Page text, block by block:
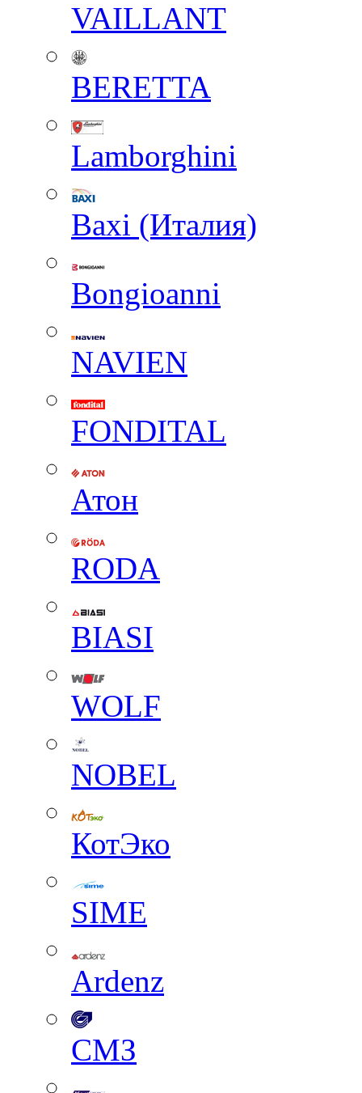
VAILLANT
BERETTA
Lamborghini
Baxi (Италия)
Вongioanni
NAVIEN
FONDITAL
Атон
RODA
BIASI
WOLF
NOBEL
КотЭко
SIME
Ardenz
СМЗ